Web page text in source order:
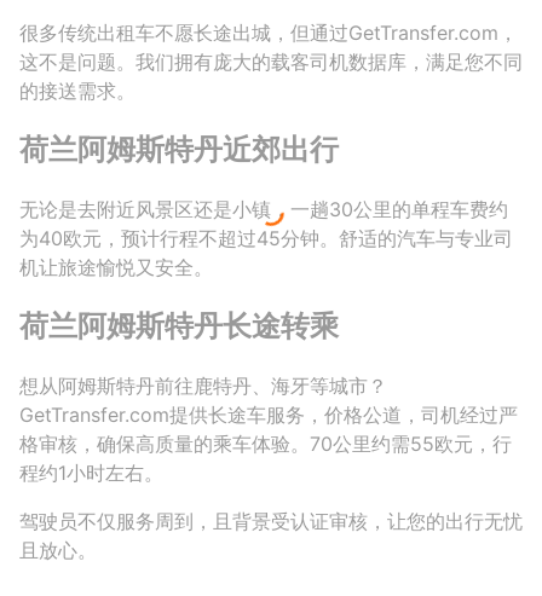
很多传统出租车不愿长途出城，但通过GetTransfer.com，
这不是问题。我们拥有庞大的载客司机数据库，满足您不同
的接送需求。
荷兰阿姆斯特丹近郊出行
无论是去附近风景区还是小镇，一趟30公里的单程车费约
为40欧元，预计行程不超过45分钟。舒适的汽车与专业司
机让旅途愉悦又安全。
荷兰阿姆斯特丹长途转乘
想从阿姆斯特丹前往鹿特丹、海牙等城市？
GetTransfer.com提供长途车服务，价格公道，司机经过严
格审核，确保高质量的乘车体验。70公里约需55欧元，行
程约1小时左右。
驾驶员不仅服务周到，且背景受认证审核，让您的出行无忧
且放心。